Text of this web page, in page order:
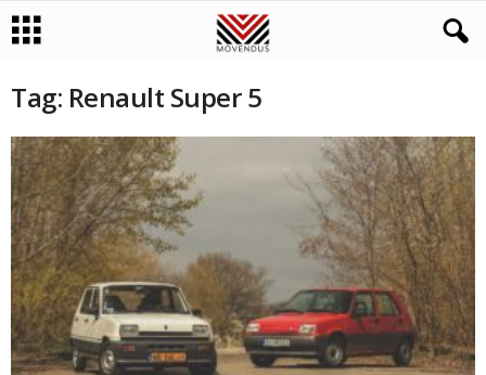
Tag: Renault Super 5